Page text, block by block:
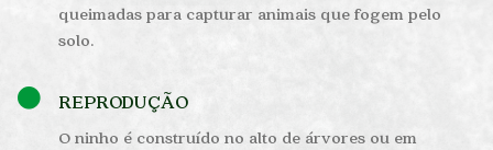
queimadas para capturar animais que fogem pelo
solo.
REPRODUÇÃO
O ninho é construído no alto de árvores ou em